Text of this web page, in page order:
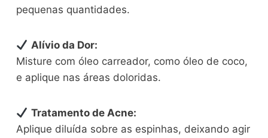
pequenas quantidades.
Alívio da Dor:
Misture com óleo carreador, como óleo de coco,
e aplique nas áreas doloridas.
Tratamento de Acne:
Aplique diluída sobre as espinhas, deixando agir